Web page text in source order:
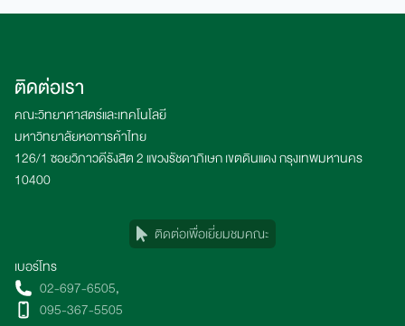
ติดต่อเรา
คณะวิทยาศาสตร์และเทคโนโลยี
มหาวิทยาลัยหอการค้าไทย
126/1 ซอยวิภาวดีรังสิต 2 แขวงรัชดาภิเษก เขตดินแดง กรุงเทพมหานคร
10400
ติดต่อเพื่อเยี่ยมชมคณะ
เบอร์โทร
02-697-6505,
095-367-5505